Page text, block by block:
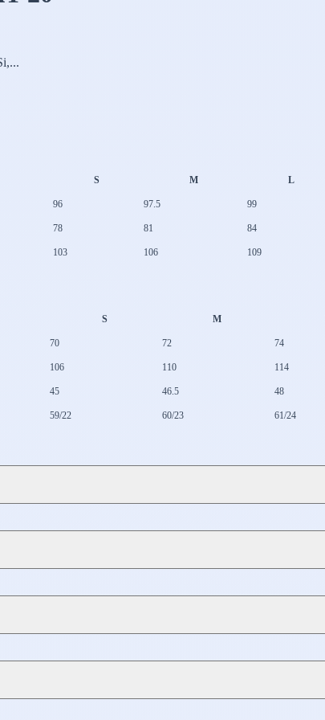
S M L
96 97.5 99
78 81 84
103 106 109
S M
70 72 74
106 110 114
45 46.5 48
59/22 60/23 61/24